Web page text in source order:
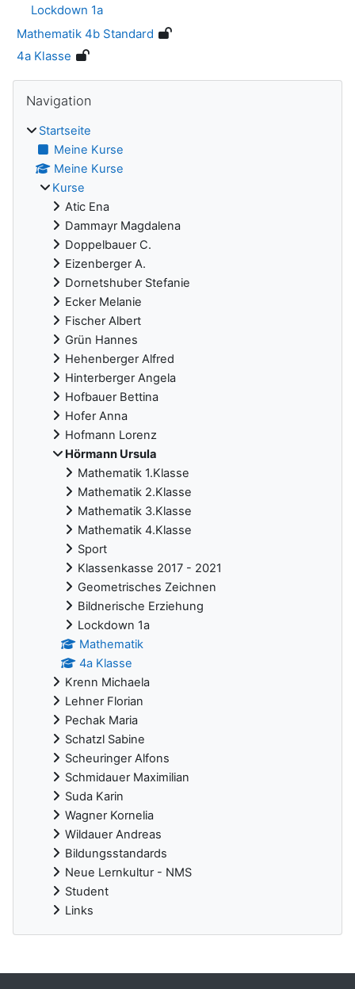
Lockdown 1a
Mathematik 4b Standard
4a Klasse
Blöcke
Navigation
Startseite
Meine Kurse
Meine Kurse
Kurse
Atic Ena
Dammayr Magdalena
Doppelbauer C.
Eizenberger A.
Dornetshuber Stefanie
Ecker Melanie
Fischer Albert
Grün Hannes
Hehenberger Alfred
Hinterberger Angela
Hofbauer Bettina
Hofer Anna
Hofmann Lorenz
Hörmann Ursula
Mathematik 1.Klasse
Mathematik 2.Klasse
Mathematik 3.Klasse
Mathematik 4.Klasse
Sport
Klassenkasse 2017 - 2021
Geometrisches Zeichnen
Bildnerische Erziehung
Lockdown 1a
Mathematik
4a Klasse
Krenn Michaela
Lehner Florian
Pechak Maria
Schatzl Sabine
Scheuringer Alfons
Schmidauer Maximilian
Suda Karin
Wagner Kornelia
Wildauer Andreas
Bildungsstandards
Neue Lernkultur - NMS
Student
Links
Ergänzungsblöcke